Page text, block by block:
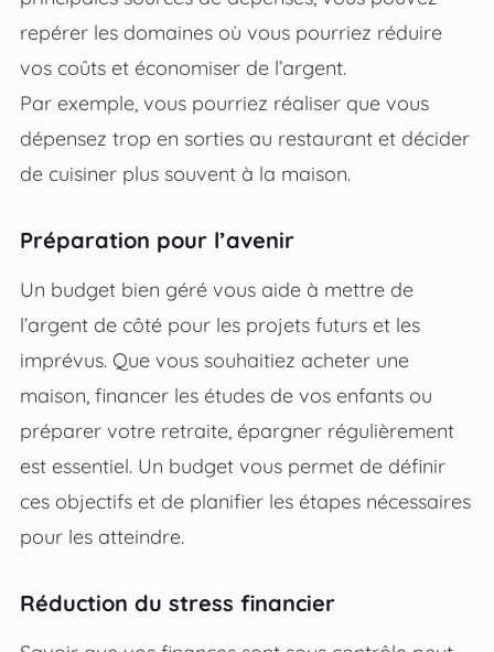
repérer les domaines où vous pourriez réduire
vos coûts et économiser de l’argent.
Par exemple, vous pourriez réaliser que vous
dépensez trop en sorties au restaurant et décider
de cuisiner plus souvent à la maison.
Préparation pour l’avenir
Un budget bien géré vous aide à mettre de
l’argent de côté pour les projets futurs et les
imprévus. Que vous souhaitiez acheter une
maison, financer les études de vos enfants ou
préparer votre retraite, épargner régulièrement
est essentiel. Un budget vous permet de définir
ces objectifs et de planifier les étapes nécessaires
pour les atteindre.
Réduction du stress financier